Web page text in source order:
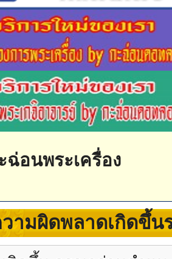
ฉ่อนพระเครื่อง
ามผิดพลาดเกิดขึ้น